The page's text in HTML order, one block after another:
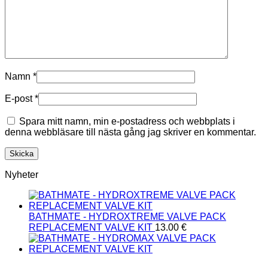
Namn *
E-post*
Spara mitt namn, min e-postadress och webbplats i
denna webbläsare till nästa gång jag skriver en kommentar.
Nyheter
BATHMATE - HYDROXTREME VALVE PACK
REPLACEMENT VALVE KIT 13.00 €